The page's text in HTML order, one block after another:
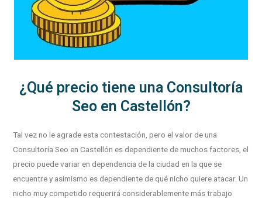
¿Qué precio tiene una Consultoría
Seo en Castellón?
Tal vez no le agrade esta contestación, pero el valor de una
Consultoría Seo en Castellón es dependiente de muchos factores, el
precio puede variar en dependencia de la ciudad en la que se
encuentre y asimismo es dependiente de qué nicho quiere atacar. Un
nicho muy competido requerirá considerablemente más trabajo